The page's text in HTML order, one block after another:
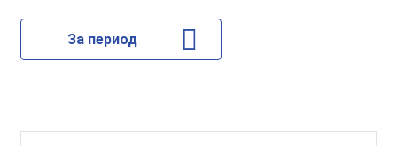
За период